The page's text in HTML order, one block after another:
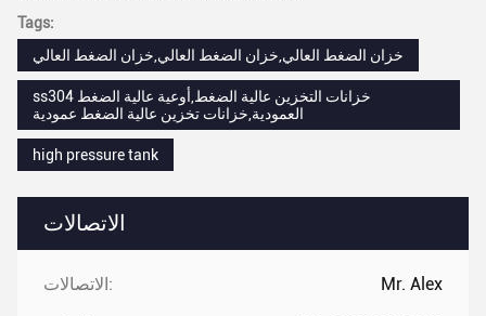
الاتصالات
الاتصالات: Mr. Alex
Tags:
خزان الضغط العالي,خزان الضغط العالي,خزان الضغط العالي
ss304 خزانات التخزين عالية الضغط,أوعية عالية الضغط
العمودية,خزانات تخزين عالية الضغط عمودية
high pressure tank